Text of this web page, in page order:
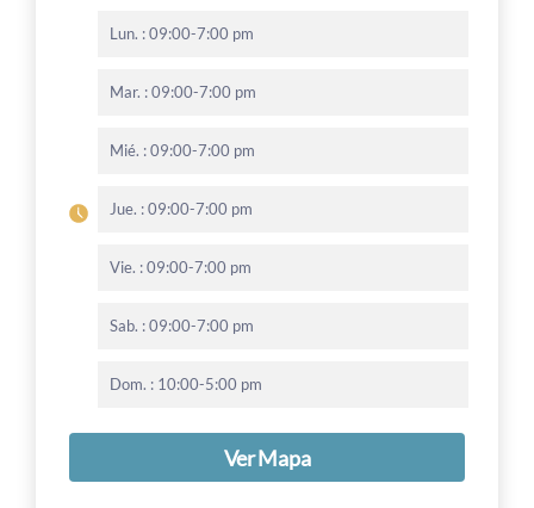
Lun. : 09:00-7:00 pm
Mar. : 09:00-7:00 pm
Mié. : 09:00-7:00 pm
Jue. : 09:00-7:00 pm
Vie. : 09:00-7:00 pm
Sab. : 09:00-7:00 pm
Dom. : 10:00-5:00 pm
Ver Mapa